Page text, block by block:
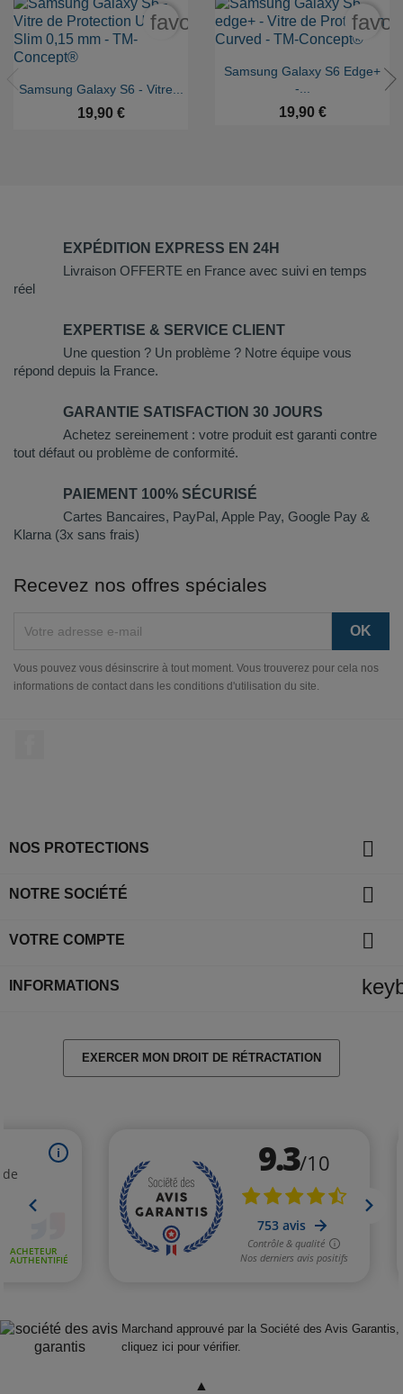
 Aperçu rapide
Samsung Galaxy S6 - Vitre...
19,90 €
favorite_border
 Aperçu rapide
Samsung Galaxy S6 Edge+
-...
19,90 €
EXPÉDITION EXPRESS EN 24H
Livraison OFFERTE en France avec suivi en temps
réel
EXPERTISE & SERVICE CLIENT
Une question ? Un problème ? Notre équipe vous
répond depuis la France.
GARANTIE SATISFACTION 30 JOURS
Achetez sereinement : votre produit est garanti contre
tout défaut ou problème de conformité.
PAIEMENT 100% SÉCURISÉ
Cartes Bancaires, PayPal, Apple Pay, Google Pay &
Klarna (3x sans frais)
Recevez nos offres spéciales
Vous pouvez vous désinscrire à tout moment. Vous trouverez pour cela nos
informations de contact dans les conditions d'utilisation du site.
NOS PROTECTIONS 
NOTRE SOCIÉTÉ 
VOTRE COMPTE 
INFORMATIONS
EXERCER MON DROIT DE RÉTRACTATION
Marchand approuvé par la Société des Avis Garantis,
cliquez ici pour vérifier.
▲